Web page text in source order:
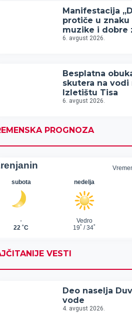
Manifestacija
protiče u
muzike i dobre
6. avgust 2026.
Besplatna
skutera na vodi
Izletištu Tisa
6. avgust 2026.
PROGNOZA
VESTI
Deo naselja
vode
4. avgust 2026.